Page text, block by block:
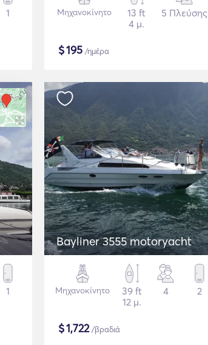
1 Μηχανοκίνητο
13 ft
4 μ.
5 Πλεύσης
$195 /ημέρα
1
Bayliner 3555 motoryacht
Μηχανοκίνητο
39 ft
12 μ.
4 2
$1,722/βραδιά